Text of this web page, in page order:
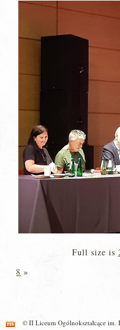
Full size is
8 »
© II Liceum Ogólnokształcące